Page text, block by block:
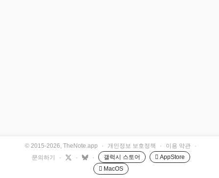
© 2015-2026, TheNote.app · 개인정보 보호정책 · 이용 약관
·
문의하기
· · · 갤럭시 스토어
 AppStore
 MacOS